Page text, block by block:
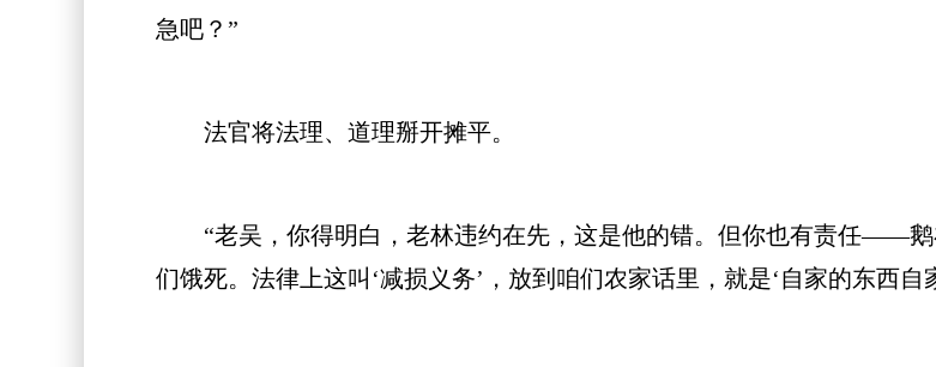
急吧？”
法官将法理、道理掰开摊平。
“老吴，你得明白，老林违约在先，这是他的错。但你也有责任——鹅
们饿死。法律上这叫‘减损义务’，放到咱们农家话里，就是‘自家的东西自